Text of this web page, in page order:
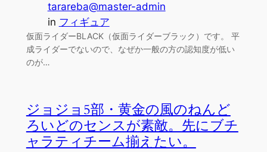
tarareba@master-admin
in フィギュア
仮面ライダーBLACK（仮面ライダーブラック）です。 平
成ライダーでないので、なぜか一般の方の認知度が低い
のが…
ジョジョ5部・黄金の風のねんど
ろいどのセンスが素敵。先にブチ
ャラティチーム揃えたい。